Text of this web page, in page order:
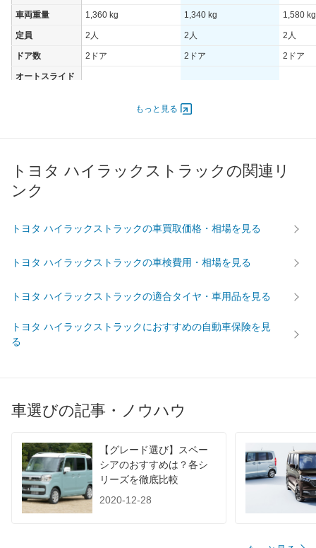
車両重量 1,360 kg 1,340 kg 1,580 kg
定員 2人 2人 2人
ドア数 2ドア 2ドア 2ドア
オートスライド
過給機 - - -
タイヤ
後輪サイズ 185R14 185R14 215R15
WLTC - -
WLTC/高速道路 - -
JC08
装備オプション 装備詳細を見る
もっと見る
トヨタ ハイラックストラックの関連リ
ンク
トヨタ ハイラックストラックの車買取価格・相場を見る
トヨタ ハイラックストラックの車検費用・相場を見る
トヨタ ハイラックストラックの適合タイヤ・車用品を見る
トヨタ ハイラックストラックにおすすめの自動車保険を見
る
車選びの記事・ノウハウ
【グレード選び】スペー
シアのおすすめは？各シ
リーズを徹底比較
2020-12-28